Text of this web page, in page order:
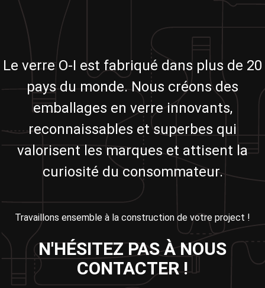
Le verre O-I est fabriqué dans plus de 20
pays du monde. Nous créons des
emballages en verre innovants,
reconnaissables et superbes qui
valorisent les marques et attisent la
curiosité du consommateur.
Travaillons ensemble à la construction de votre project !
N'HÉSITEZ PAS À NOUS
CONTACTER !